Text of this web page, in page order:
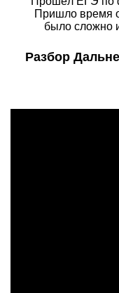
Пришло время
было сложно
Разбор